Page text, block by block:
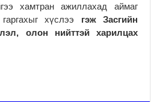
хамтран ажиллахад аймаг
хүслээ гэж Засгийн
олон нийттэй харилцах